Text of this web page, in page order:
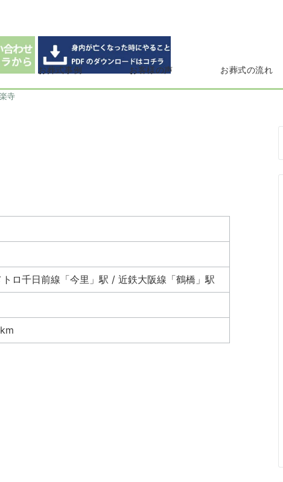
お葬式事例 お客様の声 お葬式の流れ
寺
ロ千日前線「今里」駅 / 近鉄大阪線「鶴橋」駅